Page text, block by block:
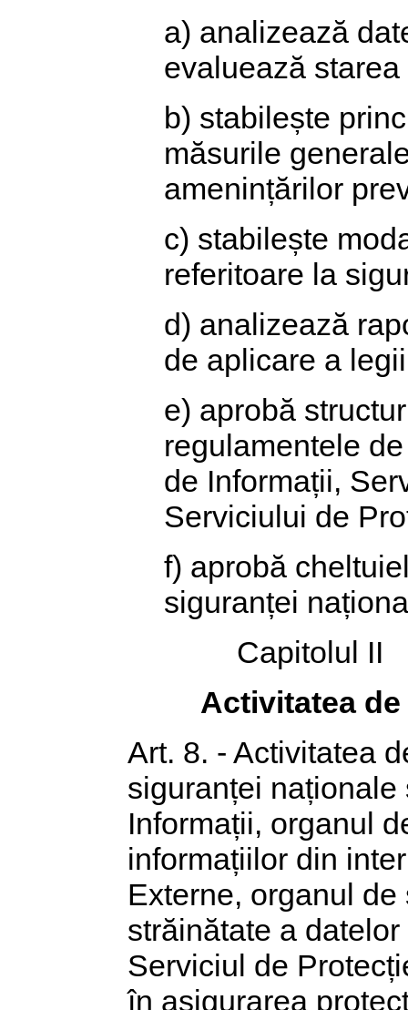
a) analizează
evaluează
b) stabilește
măsurile
amenințărilor
c) stabilește
referitoare la
d) analizează
de aplicare a
e) aprobă
regulamentele
de Informații,
Serviciului de
f) aprobă
siguranței
Capitolul II
Activitatea
Art. 8. - Activitatea
siguranței
Informații, organul
informațiilor din
Externe, organul
străinătate a
Serviciul de
în asigurarea